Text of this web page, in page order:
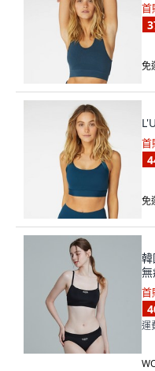
首
免
首
免
韓
無
首
運